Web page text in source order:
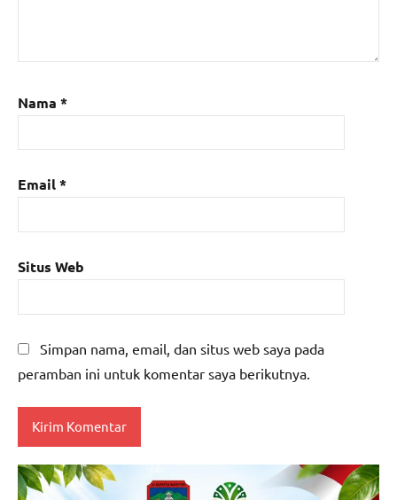
Nama *
Email*
Situs Web
Simpan nama, email, dan situs web saya pada
peramban ini untuk komentar saya berikutnya.